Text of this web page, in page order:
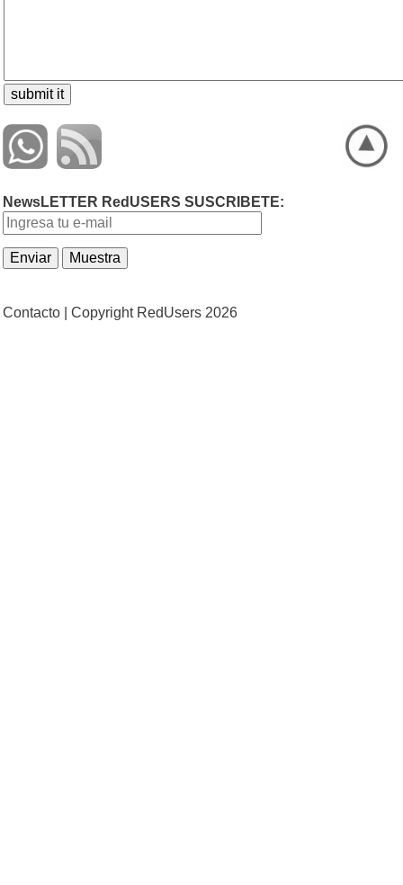
NewsLETTER RedUSERS SUSCRIBETE:
Contacto | Copyright RedUsers 2026